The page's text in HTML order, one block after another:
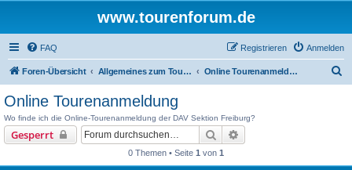
www.tourenforum.de
FAQ Anmelden
Registrieren
Foren-Übersicht Allgemeines zum Tourenforum Online Tourenanmeldung
Online Tourenanmeldung
Wo finde ich die Online-Tourenanmeldung der DAV Sektion Freiburg?
Gesperrt Suche
0 Themen • Seite 1 von 1